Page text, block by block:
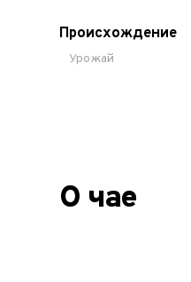
Происхождение
Урожай
О чае